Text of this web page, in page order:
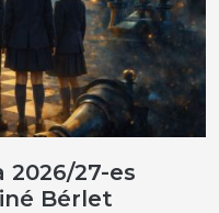
27-es
Bérlet